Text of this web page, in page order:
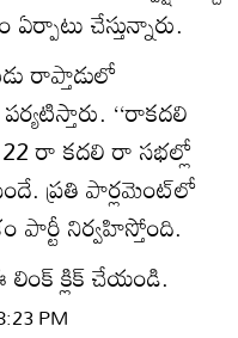
చేస్తున్నారు.
రాప్తాడులో
‘‘రాకదలి
రా కదలి రా సభల్లో
ప్రతి పార్లమెంట్‌లో
పార్టీ నిర్వహిస్తోంది.
క్లిక్ చేయండి.
PM